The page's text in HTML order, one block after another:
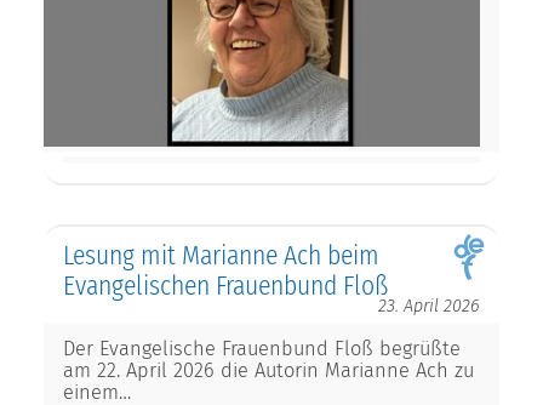
Lesung mit Marianne Ach beim
Evangelischen Frauenbund Floß
23. April 2026
Der Evangelische Frauenbund Floß begrüßte
am 22. April 2026 die Autorin Marianne Ach zu
einem…